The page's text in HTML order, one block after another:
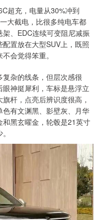
超充，电量从30%冲到
大截电，比很多纯电车都
、EDC连续可变阻尼减振
置放在大型SUV上，既照
会觉得笨重。
杂的线条，但层次感很
神挺犀利，车标是悬浮立
杆，点亮后辨识度很高，
有文渊黑、影壁灰、月华
黑玄曜金，轮毂是21英寸